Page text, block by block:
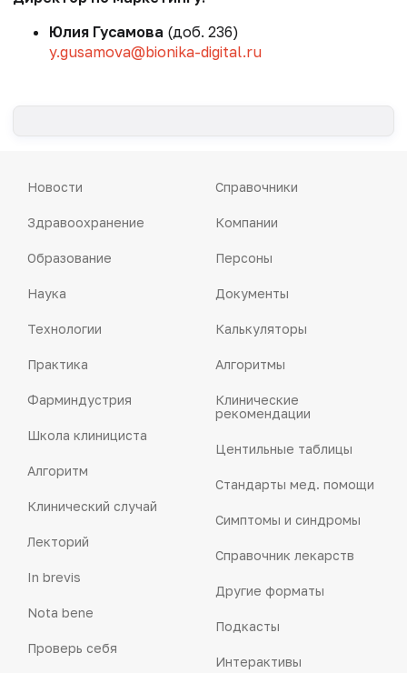
Юлия Гусамова (доб. 236)
y.gusamova@bionika-digital.ru
Новости
Здравоохранение
Образование
Наука
Технологии
Практика
Фарминдустрия
Школа клинициста
Алгоритм
Клинический случай
Лекторий
In brevis
Nota bene
Проверь себя
Справочники
Компании
Персоны
Документы
Калькуляторы
Алгоритмы
Клинические
рекомендации
Центильные таблицы
Стандарты мед. помощи
Симптомы и синдромы
Справочник лекарств
Другие форматы
Подкасты
Интерактивы